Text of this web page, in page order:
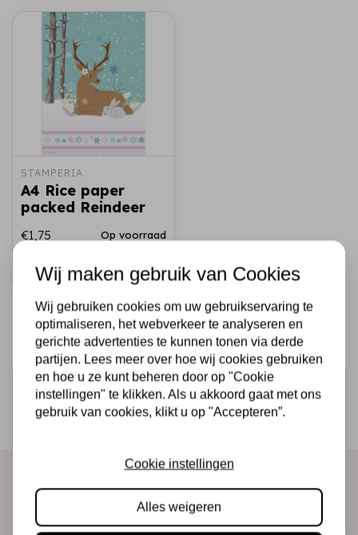
STAMPERIA
A4 Rice paper
packed Reindeer
€1,75 Op voorraad
Snel toevoegen
Schrijf je in voor de nieuwsbrief
Ontvang als eerste onze actie en nieuwe producten
Wij maken gebruik van Cookies
Wij gebruiken cookies om uw gebruikservaring te
optimaliseren, het webverkeer te analyseren en
gerichte advertenties te kunnen tonen via derde
partijen. Lees meer over hoe wij cookies gebruiken
en hoe u ze kunt beheren door op "Cookie
instellingen" te klikken. Als u akkoord gaat met ons
gebruik van cookies, klikt u op "Accepteren”.
Cookie instellingen
Alles weigeren